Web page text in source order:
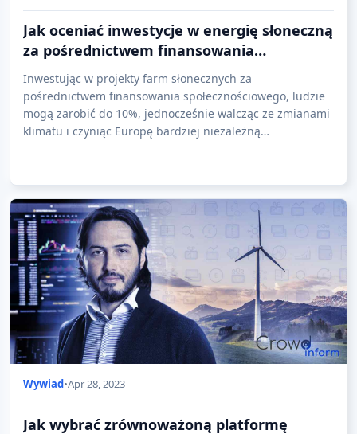
Jak oceniać inwestycje w energię słoneczną
za pośrednictwem finansowania
społecznościowego?
Inwestując w projekty farm słonecznych za
pośrednictwem finansowania społecznościowego, ludzie
mogą zarobić do 10%, jednocześnie walcząc ze zmianami
klimatu i czyniąc Europę bardziej niezależną
Wywiad•Apr 28, 2023
Jak wybrać zrównoważoną platformę